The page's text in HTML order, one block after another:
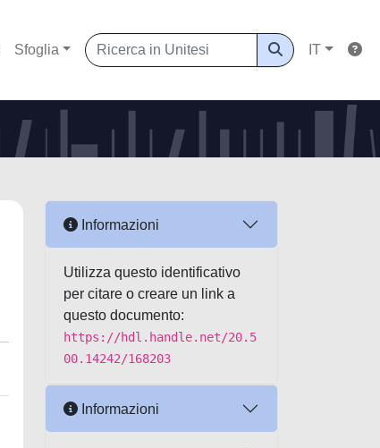
Sfoglia IT
Informazioni
Utilizza questo identificativo
per citare o creare un link a
questo documento:
https://hdl.handle.net/20.5
00.14242/168203
Informazioni